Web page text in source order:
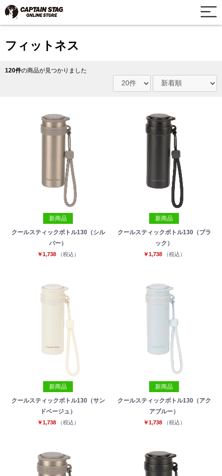
フィットネス
120件の商品が見つかりました
新商品
クールスティックボトル130（シル
バー）
￥1,738 （税込）
新商品
クールスティックボトル130（ブラ
ック）
￥1,738 （税込）
新商品
クールスティックボトル130（サン
ドベージュ）
￥1,738 （税込）
新商品
クールスティックボトル130（アク
アブルー）
￥1,738 （税込）